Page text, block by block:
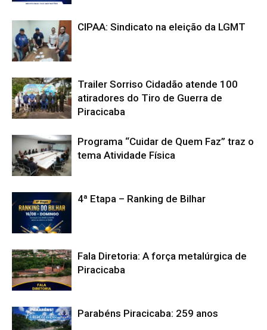
CIPAA: Sindicato na eleição da LGMT
Trailer Sorriso Cidadão atende 100
atiradores do Tiro de Guerra de
Piracicaba
Programa “Cuidar de Quem Faz” traz o
tema Atividade Física
4ª Etapa – Ranking de Bilhar
Fala Diretoria: A força metalúrgica de
Piracicaba
Parabéns Piracicaba: 259 anos